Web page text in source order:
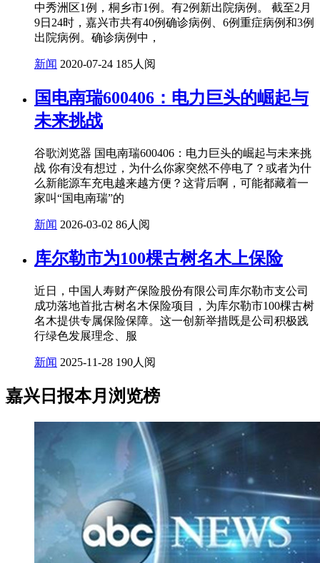
中秀洲区1例，桐乡市1例。有2例新出院病例。 截至2月
9日24时，嘉兴市共有40例确诊病例、6例重症病例和3例
出院病例。确诊病例中，
新闻 2020-07-24 185人阅
国电南瑞600406：电力巨头的崛起与
未来挑战
谷歌浏览器 国电南瑞600406：电力巨头的崛起与未来挑
战 你有没有想过，为什么你家突然不停电了？或者为什
么新能源车充电越来越方便？这背后啊，可能都藏着一
家叫“国电南瑞”的
新闻 2026-03-02 86人阅
库尔勒市为100棵古树名木上保险
近日，中国人寿财产保险股份有限公司库尔勒市支公司
成功落地首批古树名木保险项目，为库尔勒市100棵古树
名木提供专属保险保障。这一创新举措既是公司积极践
行绿色发展理念、服
新闻 2025-11-28 190人阅
嘉兴日报本月浏览榜